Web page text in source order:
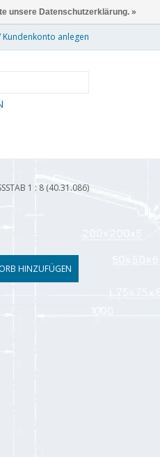
Kundenkonto anlegen
1 : 8 (40.31.086)
HINZUFÜGEN
unsere Datenschutzerklärung. »